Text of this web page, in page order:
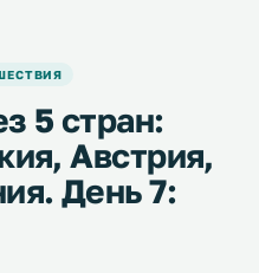
5 стран:
Австрия,
День 7: